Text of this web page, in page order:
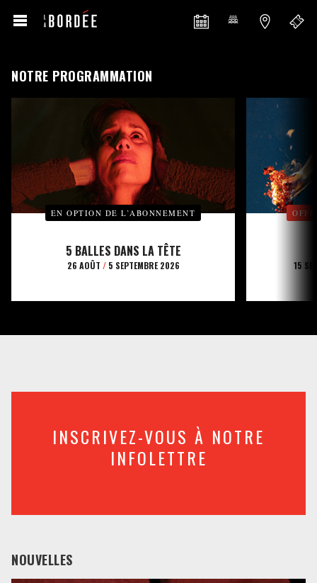
NOTRE PROGRAMMATION
EN OPTION DE L’ABONNEMENT
5 BALLES DANS LA TÊTE
26 AOÛT /5 SEPTEMBRE 2026 15
INSCRIVEZ-VOUS À NOTRE
INFOLETTRE
NOUVELLES